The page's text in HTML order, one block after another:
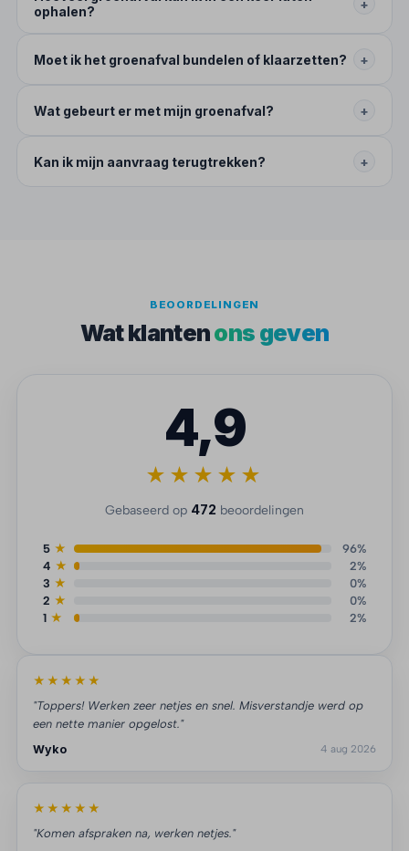
ophalen?
+
Moet ik het groenafval bundelen of klaarzetten? +
Wat gebeurt er met mijn groenafval? +
Kan ik mijn aanvraag terugtrekken? +
BEOORDELINGEN
Wat klantenons geven
4,9
★★★★★
Gebaseerd op 472 beoordelingen
5 ★
96%
4 ★
2%
3 ★
0%
2 ★
0%
1 ★ 2%
★★★★★
"Toppers! Werken zeer netjes en snel. Misverstandje werd op
een nette manier opgelost."
Wyko
4 aug 2026
★★★★★
"Komen afspraken na, werken netjes."